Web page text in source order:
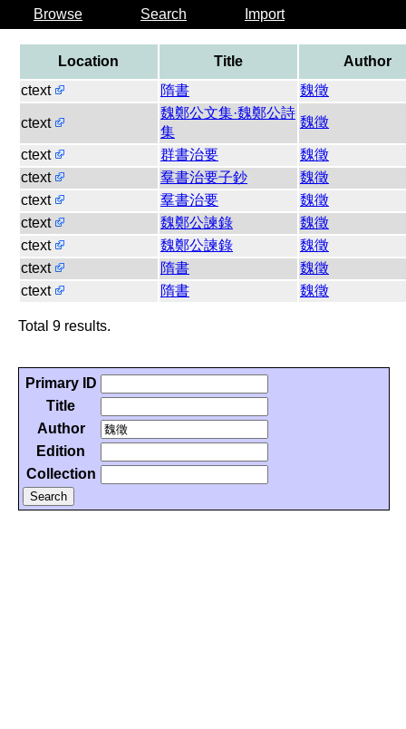
Browse Search Import
Location Title
Author
ctext
隋書 魏徵
ctext
魏鄭公文集·魏鄭公詩
集
魏徵
ctext 群書治要
魏徵
ctext
羣書治要子鈔
魏徵
ctext
羣書治要
魏徵
ctext
魏鄭公諫錄
魏徵
ctext
魏鄭公諫錄
魏徵
ctext
隋書
魏徵
ctext
隋書 魏徵
Total 9 results.
Primary ID
Title
Author
Edition
Collection